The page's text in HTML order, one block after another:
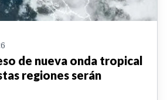
de nueva onda tropical
regiones serán